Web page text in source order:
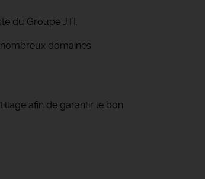
du Groupe JTI.
domaines
afin de garantir le bon